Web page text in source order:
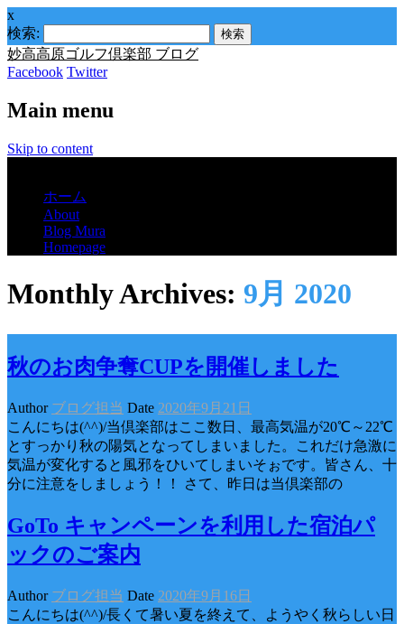
x
検索:
妙高高原ゴルフ倶楽部 ブログ
Facebook Twitter
Main menu
Skip to content
ホーム
About
Blog Mura
Homepage
Monthly Archives: 9月 2020
秋のお肉争奪CUPを開催しました
Author ブログ担当 Date 2020年9月21日
こんにちは(^^)/当倶楽部はここ数日、最高気温が20℃～22℃
とすっかり秋の陽気となってしまいました。これだけ急激に
気温が変化すると風邪をひいてしまいそぉです。皆さん、十
分に注意をしましょう！！ さて、昨日は当倶楽部の
GoTo キャンペーンを利用した宿泊パ
ックのご案内
Author ブログ担当 Date 2020年9月16日
こんにちは(^^)/長くて暑い夏を終えて、ようやく秋らしい日